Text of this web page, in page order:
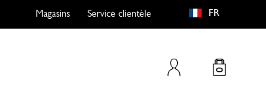
Mon compte
Magasins Service clientèle FR